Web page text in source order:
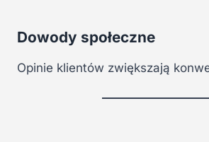
Dowody społeczne
Opinie klientów zwiększają